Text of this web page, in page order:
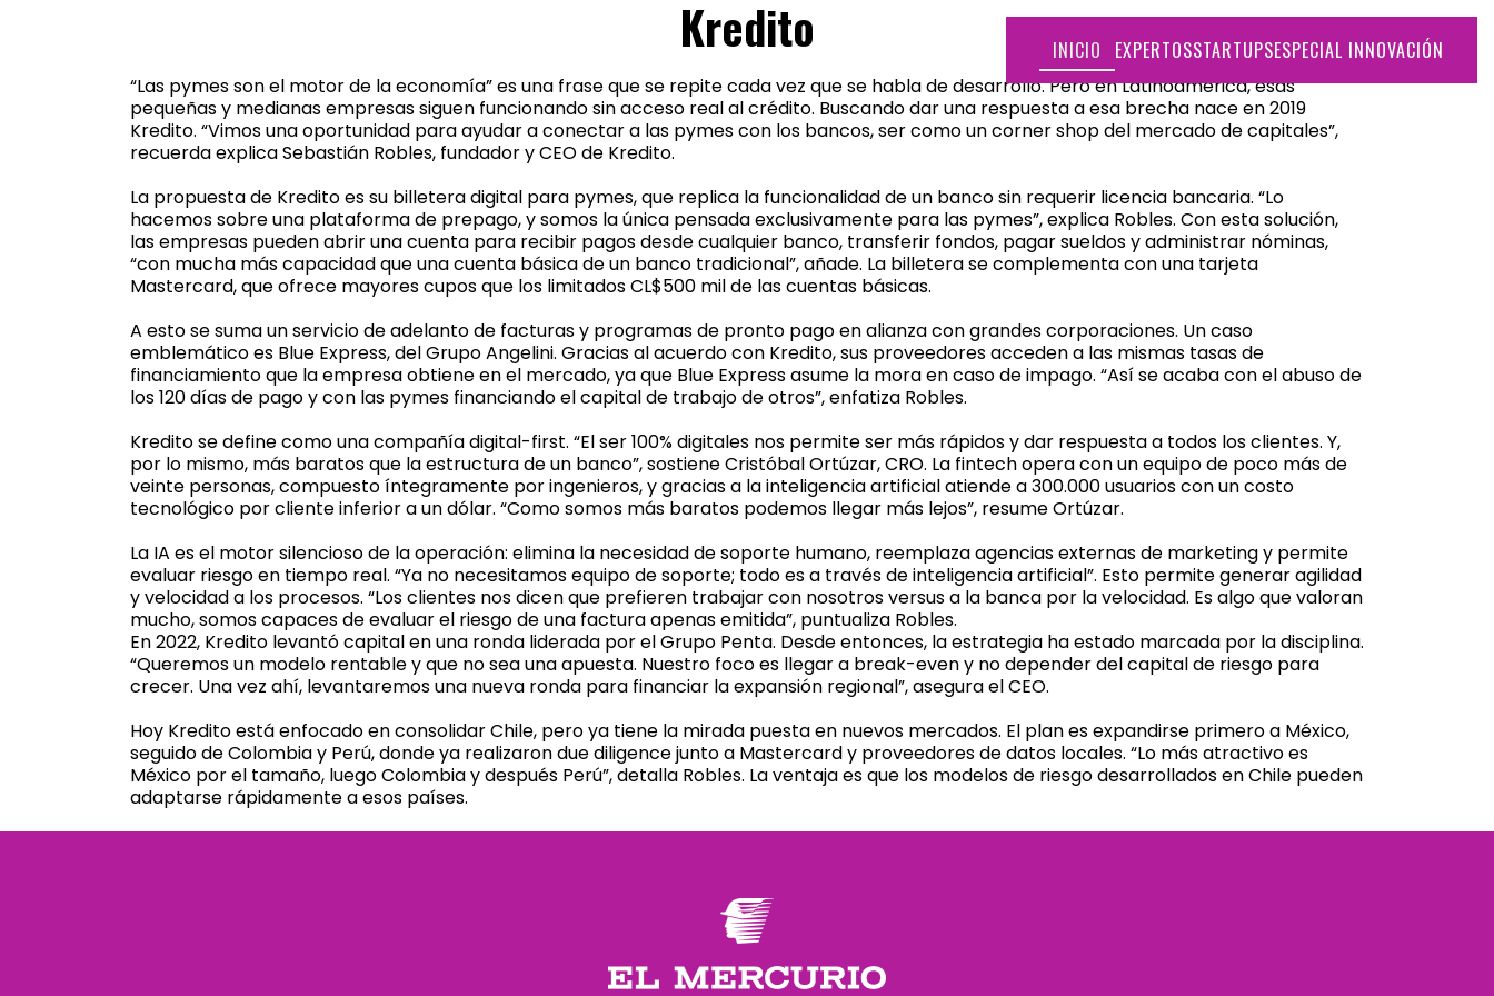
INICIO EXPERTOSSTARTUPSESPECIAL INNOVACIÓN
Kredito
“Las pymes son el motor de la economía” es una frase que se repite cada vez que se habla de desarrollo. Pero en Latinoamérica, esas
pequeñas y medianas empresas siguen funcionando sin acceso real al crédito. Buscando dar una respuesta a esa brecha nace en 2019
Kredito. “Vimos una oportunidad para ayudar a conectar a las pymes con los bancos, ser como un corner shop del mercado de capitales”,
recuerda explica Sebastián Robles, fundador y CEO de Kredito.
La propuesta de Kredito es su billetera digital para pymes, que replica la funcionalidad de un banco sin requerir licencia bancaria. “Lo
hacemos sobre una plataforma de prepago, y somos la única pensada exclusivamente para las pymes”, explica Robles. Con esta solución,
las empresas pueden abrir una cuenta para recibir pagos desde cualquier banco, transferir fondos, pagar sueldos y administrar nóminas,
“con mucha más capacidad que una cuenta básica de un banco tradicional”, añade. La billetera se complementa con una tarjeta
Mastercard, que ofrece mayores cupos que los limitados CL$500 mil de las cuentas básicas.
A esto se suma un servicio de adelanto de facturas y programas de pronto pago en alianza con grandes corporaciones. Un caso
emblemático es Blue Express, del Grupo Angelini. Gracias al acuerdo con Kredito, sus proveedores acceden a las mismas tasas de
financiamiento que la empresa obtiene en el mercado, ya que Blue Express asume la mora en caso de impago. “Así se acaba con el abuso de
los 120 días de pago y con las pymes financiando el capital de trabajo de otros”, enfatiza Robles.
Kredito se define como una compañía digital-first. “El ser 100% digitales nos permite ser más rápidos y dar respuesta a todos los clientes. Y,
por lo mismo, más baratos que la estructura de un banco”, sostiene Cristóbal Ortúzar, CRO. La fintech opera con un equipo de poco más de
veinte personas, compuesto íntegramente por ingenieros, y gracias a la inteligencia artificial atiende a 300.000 usuarios con un costo
tecnológico por cliente inferior a un dólar. “Como somos más baratos podemos llegar más lejos”, resume Ortúzar.
La IA es el motor silencioso de la operación: elimina la necesidad de soporte humano, reemplaza agencias externas de marketing y permite
evaluar riesgo en tiempo real. “Ya no necesitamos equipo de soporte; todo es a través de inteligencia artificial”. Esto permite generar agilidad
y velocidad a los procesos. “Los clientes nos dicen que prefieren trabajar con nosotros versus a la banca por la velocidad. Es algo que valoran
mucho, somos capaces de evaluar el riesgo de una factura apenas emitida”, puntualiza Robles.
En 2022, Kredito levantó capital en una ronda liderada por el Grupo Penta. Desde entonces, la estrategia ha estado marcada por la disciplina.
“Queremos un modelo rentable y que no sea una apuesta. Nuestro foco es llegar a break-even y no depender del capital de riesgo para
crecer. Una vez ahí, levantaremos una nueva ronda para financiar la expansión regional”, asegura el CEO.
Hoy Kredito está enfocado en consolidar Chile, pero ya tiene la mirada puesta en nuevos mercados. El plan es expandirse primero a México,
seguido de Colombia y Perú, donde ya realizaron due diligence junto a Mastercard y proveedores de datos locales. “Lo más atractivo es
México por el tamaño, luego Colombia y después Perú”, detalla Robles. La ventaja es que los modelos de riesgo desarrollados en Chile pueden
adaptarse rápidamente a esos países.